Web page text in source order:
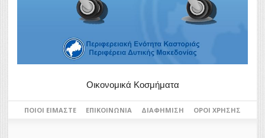
Οικονομικά Κοσμήματα
ΠΟΙΟΙ ΕΊΜΑΣΤΕ ΕΠΙΚΟΙΝΩΝΊΑ ΔΙΑΦΉΜΙΣΗ ΌΡΟΙ ΧΡΉΣΗΣ